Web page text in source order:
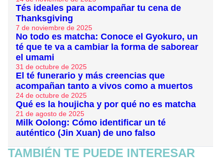
Tés ideales para acompañar tu cena de
Thanksgiving
7 de noviembre de 2025
No todo es matcha: Conoce el Gyokuro, un
té que te va a cambiar la forma de saborear
el umami
31 de octubre de 2025
El té funerario y más creencias que
acompañan tanto a vivos como a muertos
24 de octubre de 2025
Qué es la houjicha y por qué no es matcha
21 de agosto de 2025
Milk Oolong: Cómo identificar un té
auténtico (Jin Xuan) de uno falso
TAMBIÉN TE PUEDE INTERESAR